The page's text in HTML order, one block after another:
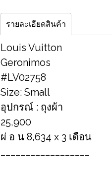
รายละเอียดสินค้า
Louis Vuitton
Geronimos
#LV02758
Size: Small
อุปกรณ์ : ถุงผ้า
25,900
ผ่ อ น 8,634 x 3 เดือน